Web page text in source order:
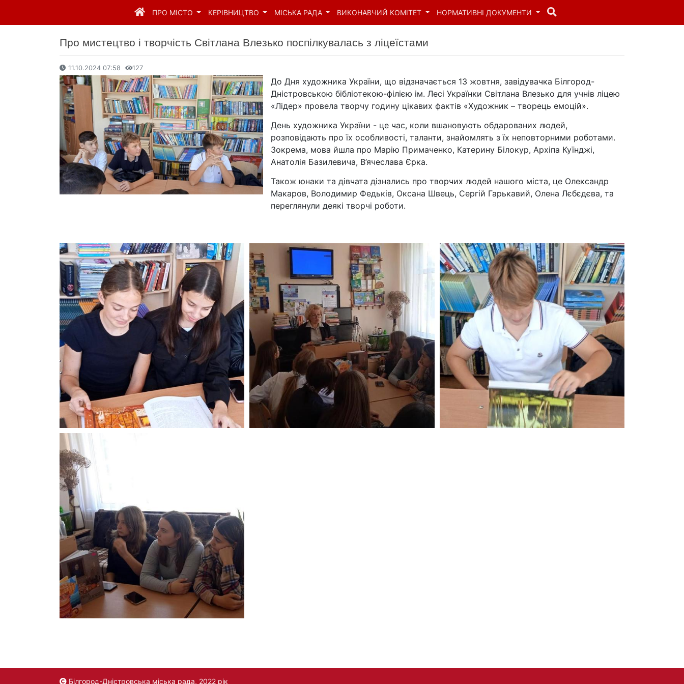
ПРО МІСТО КЕРІВНИЦТВО МІСЬКА РАДА ВИКОНАВЧИЙ КОМІТЕТ НОРМАТИВНІ ДОКУМЕНТИ
Про мистецтво і творчість Світлана Влезько поспілкувалась з ліцеїстами
11.10.2024 07:58 127
До Дня художника України, що відзначається 13 жовтня, завідувачка Білгород-
Дністровською бібліотекою-філією ім. Лесі Українки Світлана Влезько для учнів ліцею
«Лідер» провела творчу годину цікавих фактів «Художник – творець емоцій».
День художника України - це час, коли вшановують обдарованих людей,
розповідають про їх особливості, таланти, знайомлять з їх неповторними роботами.
Зокрема, мова йшла про Марію Примаченко, Катерину Білокур, Архіпа Куїнджі,
Анатолія Базилевича, В’ячеслава Єрка.
Також юнаки та дівчата дізнались про творчих людей нашого міста, це Олександр
Макаров, Володимир Федьків, Оксана Швець, Сергій Гарькавий, Олена Лєбєдєва, та
переглянули деякі творчі роботи.
Білгород-Дністровська міська рада, 2022 рік